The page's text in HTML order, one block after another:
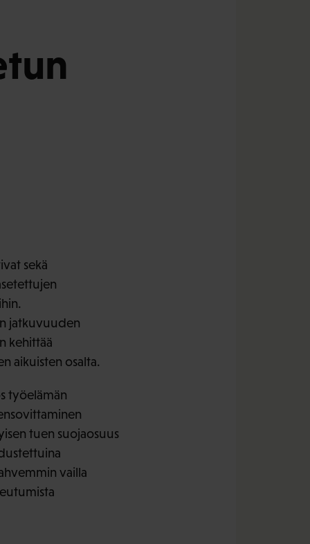
sekä
jatkuvuuden
kehittää
aikuisten osalta.
työelämän
tuen suojaosuus
vailla